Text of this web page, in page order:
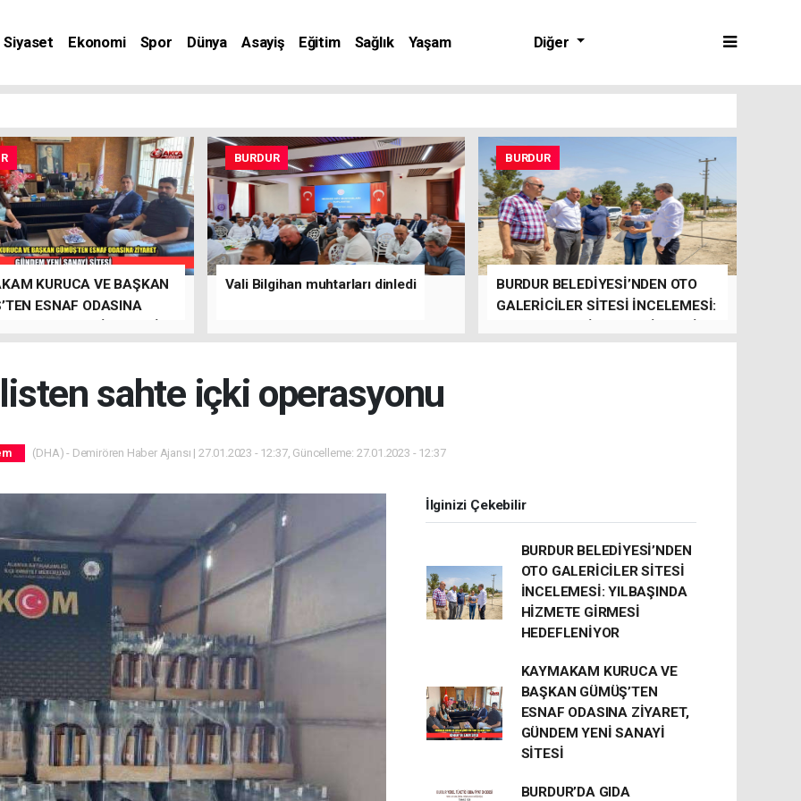
Siyaset Ekonomi Spor Dünya Asayiş Eğitim Sağlık
Yaşam
Diğer
KURUCA VE BAŞKAN
ESNAF ODASINA
BURDUR
Vali Bilgihan muhtarları dinledi
BURDUR
BURDUR BELEDİYESİ’NDEN OTO
GALERİCİLER SİTESİ İNCELEMESİ:
sahte içki operasyonu
(DHA) - Demirören Haber Ajansı | 27.01.2023 - 12:37, Güncelleme: 27.01.2023 - 12:37
İlginizi Çekebilir
BURDUR BELEDİYESİ’NDEN
OTO GALERİCİLER SİTESİ
İNCELEMESİ: YILBAŞINDA
HİZMETE GİRMESİ
HEDEFLENİYOR
KAYMAKAM KURUCA VE
BAŞKAN GÜMÜŞ’TEN
ESNAF ODASINA ZİYARET,
GÜNDEM YENİ SANAYİ
SİTESİ
BURDUR’DA GIDA